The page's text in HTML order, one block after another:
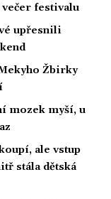
večer festivalu
upřesnili
Žbirky
mozek myší, u
ale vstup
stála dětská